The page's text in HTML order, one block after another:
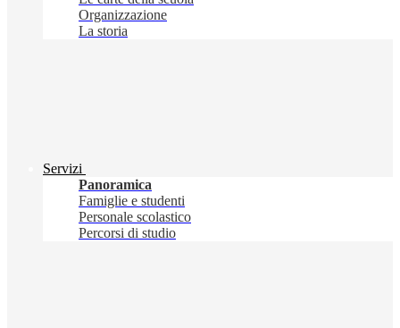
Organizzazione
La storia
Servizi
Panoramica
Famiglie e studenti
Personale scolastico
Percorsi di studio